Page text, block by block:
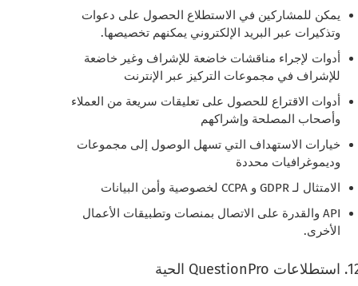
يمكن للمشاركين في الاستطلاع الحصول على دعوات
وتذكيرات عبر البريد الإلكتروني يمكنهم تخصيصها.
أدوات لإجراء مناقشات خاضعة للإشراف وغير خاضعة
للإشراف في مجموعات التركيز عبر الإنترنت
أدوات الاقتراع للحصول على تعليقات سريعة من العملاء
وأصحاب المصلحة وإشراكهم
خيارات الاستهداف التي تسهل الوصول إلى مجموعات
وديموغرافيات محددة
الامتثال لـ GDPR و CCPA لخصوصية وأمن البيانات
API والقدرة على الاتصال بمنصات وتطبيقات الأعمال
الأخرى.
استطلاعات QuestionPro الحية